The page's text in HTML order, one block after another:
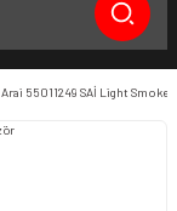
Arai 55011249 SAİ Light Smoke